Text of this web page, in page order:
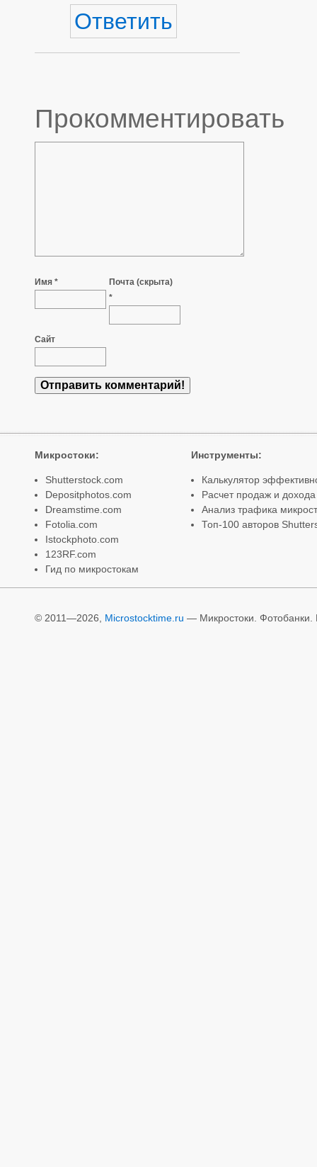
Ответить
Прокомментировать
Имя *
Почта (скрыта)
*
Сайт
Микростоки:
Shutterstock.com
Depositphotos.com
Dreamstime.com
Fotolia.com
Istockphoto.com
123RF.com
Гид по микростокам
Инструменты:
Калькулятор
Расчет продаж и дохода
Анализ трафика
Топ-100 авторов
© 2011—2026, Microstocktime.ru — Микростоки. Фотобанки.